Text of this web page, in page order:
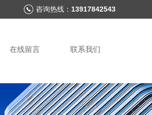
咨询热线： 13917842543
在线留言 联系我们